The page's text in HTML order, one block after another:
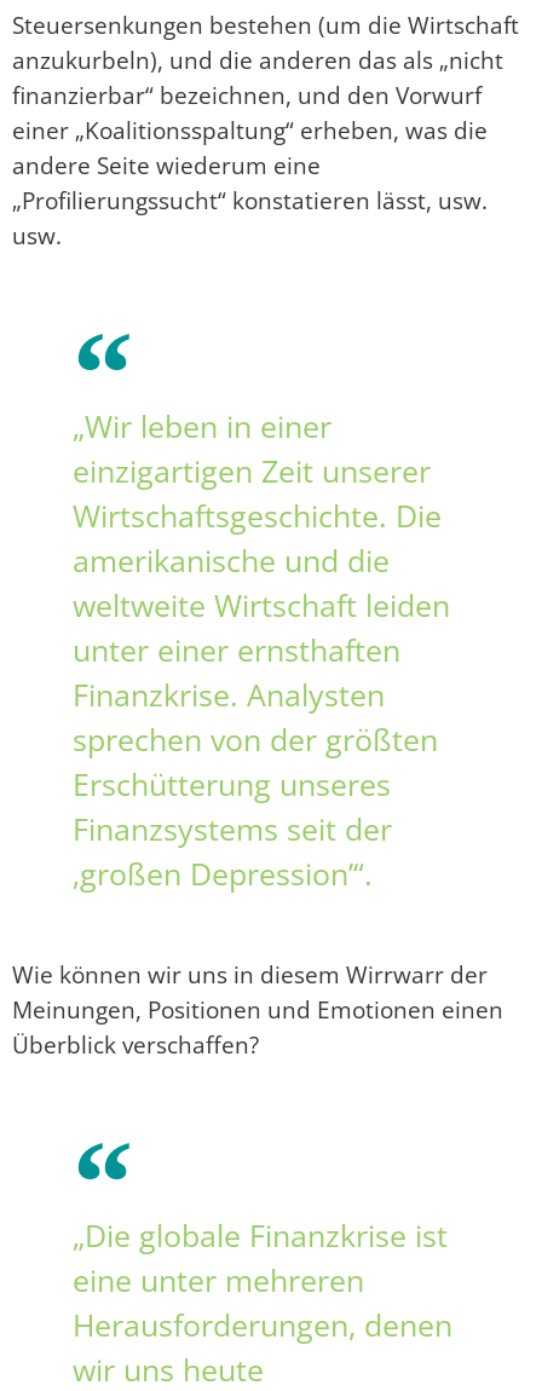
Steuersenkungen bestehen (um die Wirtschaft
anzukurbeln), und die anderen das als „nicht
finanzierbar“ bezeichnen, und den Vorwurf
einer „Koalitionsspaltung“ erheben, was die
andere Seite wiederum eine
„Profilierungssucht“ konstatieren lässt, usw.
usw.
„Wir leben in einer
einzigartigen Zeit unserer
Wirtschaftsgeschichte. Die
amerikanische und die
weltweite Wirtschaft leiden
unter einer ernsthaften
Finanzkrise. Analysten
sprechen von der größten
Erschütterung unseres
Finanzsystems seit der
‚großen Depression’“.
Wie können wir uns in diesem Wirrwarr der
Meinungen, Positionen und Emotionen einen
Überblick verschaffen?
„Die globale Finanzkrise ist
eine unter mehreren
Herausforderungen, denen
wir uns heute